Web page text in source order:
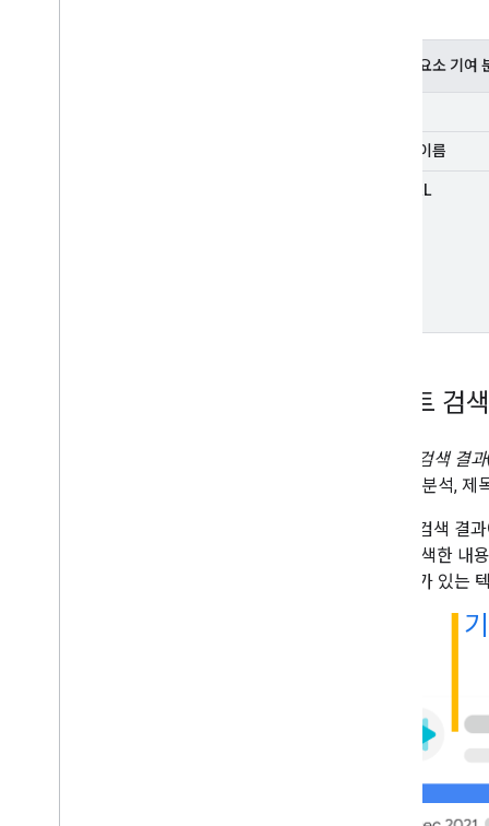
시각적 요소 기여
사이트 이름
표시 URL
텍스트 검
텍스트 검색 결과
는 기여 분석,
텍스트 검색 결
기기, 검색한
적 요소가 있는